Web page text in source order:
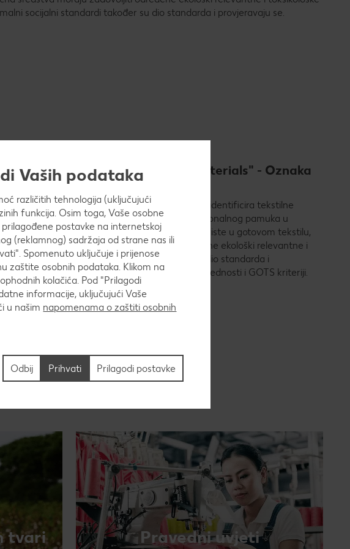
socijalni standardi također su dio standarda i provjeravaju se.
with organic – in conversion materials" - Oznaka
"Made with organic – in conversion materials" identificira tekstilne
su sirovine bile u procesu pretvorbe iz konvencionalnog pamuka u
u vrijeme uzgoja. Svi kemijski aditivi koji se koriste u gotovom tekstilu,
i pomoćna sredstva moraju zadovoljiti određene ekološki relevantne i
kriterije. Minimalni socijalni standardi također su dio standarda i
Ovdje također vrijede iste stroge granične vrijednosti i GOTS kriteriji.
tvari Pravedni uvjeti
Vaših podataka
različitih tehnologija (uključujući
funkcija. Osim toga, Vaše osobne
postavke na internetskoj
(reklamnog) sadržaja od strane nas ili
Spomenuto uključuje i prijenose
zaštite osobnih podataka. Klikom na
kolačića. Pod "Prilagodi
informacije, uključujući Vaše
u našim napomenama o zaštiti osobnih
Prilagodi postavke
Odbij Prihvati